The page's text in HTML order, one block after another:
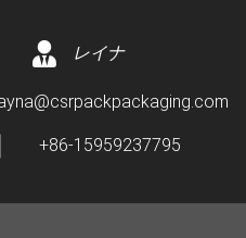
レイナ
+86-15959237795